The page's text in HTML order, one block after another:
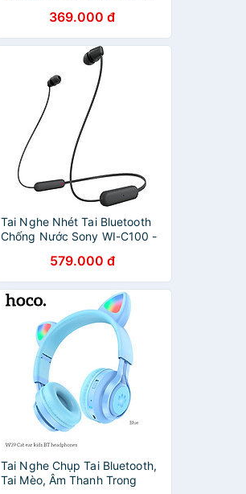
headphones - Hàng chính
hãng
369.000 đ
Tai Nghe Nhét Tai Bluetooth
Chống Nước Sony WI-C100 -
579.000 đ
Tai Nghe Chụp Tai Bluetooth,
Tai Mèo, Âm Thanh Trong